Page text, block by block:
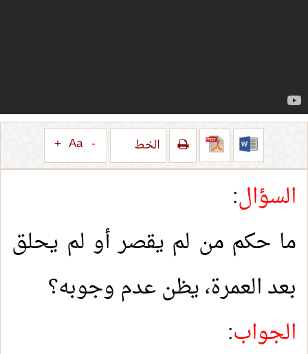
الخط -
Aa
+
السؤال:
ما حكم من لم يقصر أو لم يحلق
بعد العمرة، يظن عدم وجوبه؟
الجواب: